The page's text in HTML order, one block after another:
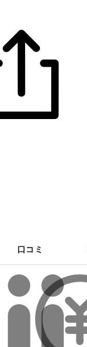
口コミ